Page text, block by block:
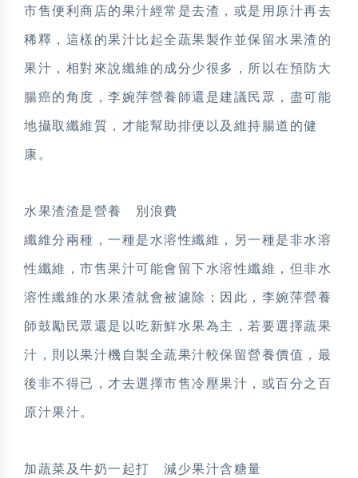
市售便利商店的果汁經常是去渣，或是用原汁再去
稀釋，這樣的果汁比起全蔬果製作並保留水果渣的
果汁，相對來說纖維的成分少很多，所以在預防大
腸癌的角度，李婉萍營養師還是建議民眾，盡可能
地攝取纖維質，才能幫助排便以及維持腸道的健
康。
水果渣渣是營養 別浪費
纖維分兩種，一種是水溶性纖維，另一種是非水溶
性纖維，市售果汁可能會留下水溶性纖維，但非水
溶性纖維的水果渣就會被濾除；因此，李婉萍營養
師鼓勵民眾還是以吃新鮮水果為主，若要選擇蔬果
汁，則以果汁機自製全蔬果汁較保留營養價值，最
後非不得已，才去選擇市售冷壓果汁，或百分之百
原汁果汁。
加蔬菜及牛奶一起打 減少果汁含糖量